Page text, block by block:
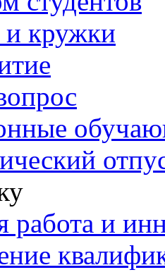
кружки
работа и